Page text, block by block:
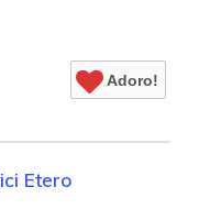
Adoro!
Etero